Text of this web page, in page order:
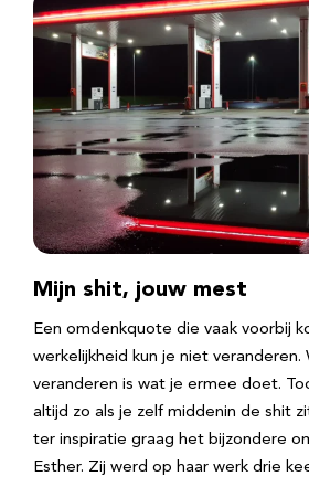
Mijn shit, jouw mest
Een omdenkquote die vaak voorbij
werkelijkheid kun je niet veranderen.
veranderen is wat je ermee doet.
altijd zo als je zelf middenin de shit
ter inspiratie graag het bijzondere
Esther. Zij werd op haar werk drie